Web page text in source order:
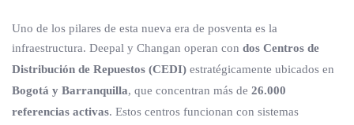
Uno de los pilares de esta nueva era de posventa es la
infraestructura. Deepal y Changan operan con dos Centros de
Distribución de Repuestos (CEDI) estratégicamente ubicados en
Bogotá y Barranquilla, que concentran más de 26.000
referencias activas. Estos centros funcionan con sistemas